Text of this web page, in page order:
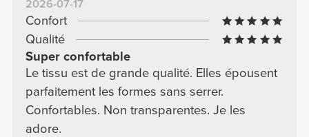
2026-07-17
Confort
Qualité
Super confortable
Le tissu est de grande qualité. Elles épousent
parfaitement les formes sans serrer.
Confortables. Non transparentes. Je les
adore.